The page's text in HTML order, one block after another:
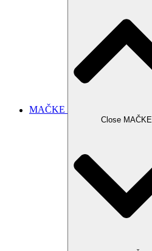
MAČKE
Close MAČKE